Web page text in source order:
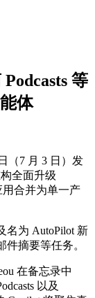
等
体
（7 月 3 日）发
全面升级
合并为单一产
名为 AutoPilot 新
摘要等任务。
在备忘录中
以及